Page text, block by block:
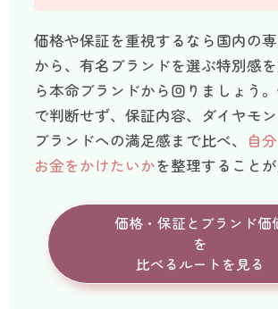
価格や保証を重視するなら国内の
から、有名ブランドを選ぶ特別感
ら本命ブランドから回りましょう
で判断せず、保証内容、ダイヤモン
ブランドへの満足感まで比べ、
自
お金をかけたいかを整理することが
価格・保証とブランド価
を
比べるルートを見る